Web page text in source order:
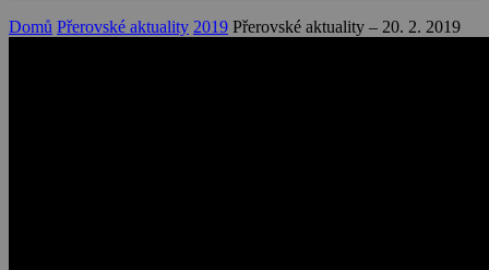
Domů Přerovské aktuality 2019 Přerovské aktuality – 20. 2. 2019